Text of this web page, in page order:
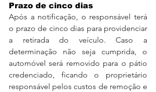
Prazo de cinco dias
Após a notificação, o responsável terá
o prazo de cinco dias para providenciar
a retirada do veículo. Caso a
determinação não seja cumprida, o
automóvel será removido para o pátio
credenciado, ficando o proprietário
responsável pelos custos de remoção e